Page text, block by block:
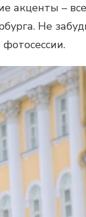
акценты –
Не